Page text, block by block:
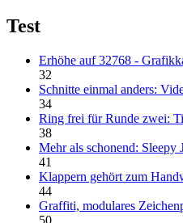
Test
Erhöhe auf 32768 -
32
Schnitte einmal anders:
34
Ring frei für Runde zwei:
38
Mehr als schonend: Sleepy
41
Klappern gehört zum
44
Graffiti, modulares